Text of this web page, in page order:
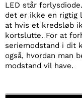
LED står for
det er ikke en rigtig
at hvis et kredsløb
kortslutte. For at
seriemodstand i dit
også, hvordan man
modstand vil have.